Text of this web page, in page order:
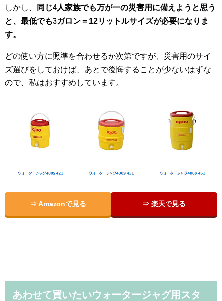
しかし、
同じ4人家族でも万が一の災害用に備えようと思う
と、最低でも3ガロン＝12リットルサイズが必要になりま
す。
どの使い方に照準を合わせるか次第ですが、災害用のサイ
ズ選びをしておけば、あとで後悔することが少ないはずな
ので、私はおすすめしています。
⇒ Amazonで見る ⇒ 楽天で見る
あわせて買いたいウォータージャグ用スタ